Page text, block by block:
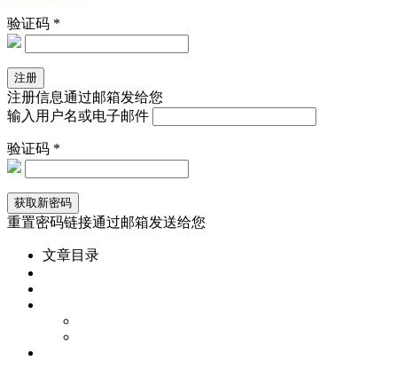
验证码 *
注册信息通过邮箱发给您
输入用户名或电子邮件
验证码 *
重置密码链接通过邮箱发送给您
文章目录